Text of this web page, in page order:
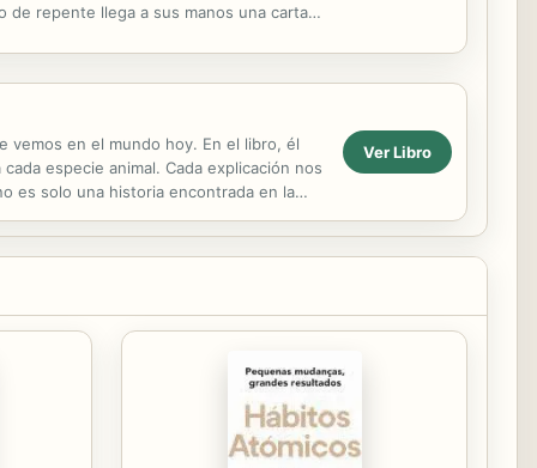
de repente llega a sus manos una carta
vemos en el mundo hoy. En el libro, él
especie animal. Cada explicación nos
es solo una historia encontrada en la
Ver Libro